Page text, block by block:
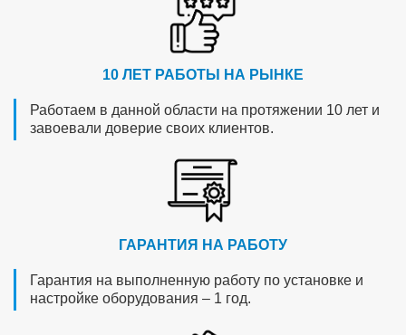
10 ЛЕТ РАБОТЫ НА РЫНКЕ
Работаем в данной области на протяжении 10 лет и
завоевали доверие своих клиентов.
ГАРАНТИЯ НА РАБОТУ
Гарантия на выполненную работу по установке и
настройке оборудования – 1 год.